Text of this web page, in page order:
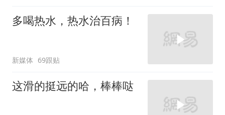
多喝热水，热水治百病！
新媒体 69跟贴
这滑的挺远的哈，棒棒哒